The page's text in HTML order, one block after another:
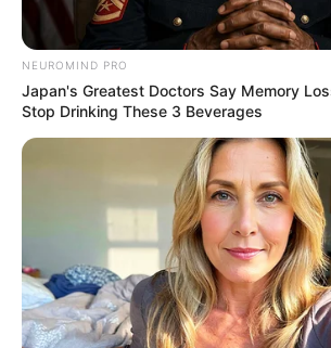
NEUROMIND PRO
Japan's Greatest Doctors Say Memory
Stop Drinking These 3 Beverages